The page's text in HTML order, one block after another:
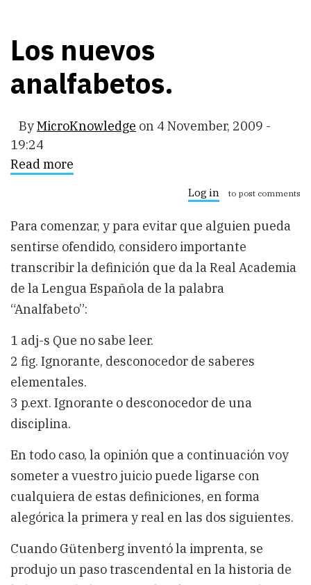
Los nuevos
analfabetos.
ByMicroKnowledge on 4 November, 2009 -
19:24
Read more
Log in to post comments
Para comenzar, y para evitar que alguien pueda
sentirse ofendido, considero importante
transcribir la definición que da la Real Academia
de la Lengua Española de la palabra
“Analfabeto”:
1 adj-s Que no sabe leer.
2 fig. Ignorante, desconocedor de saberes
elementales.
3 p.ext. Ignorante o desconocedor de una
disciplina.
En todo caso, la opinión que a continuación voy
someter a vuestro juicio puede ligarse con
cualquiera de estas definiciones, en forma
alegórica la primera y real en las dos siguientes.
Cuando Gütenberg inventó la imprenta, se
produjo un paso trascendental en la historia de